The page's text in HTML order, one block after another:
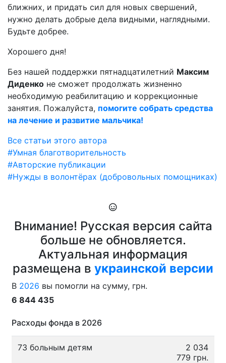
ближних, и придать сил для новых свершений,
нужно делать добрые дела видными, наглядными.
Будьте добрее.
Хорошего дня!
Без нашей поддержки пятнадцатилетний Максим
Диденко не сможет продолжать жизненно
необходимую реабилитацию и коррекционные
занятия. Пожалуйста, помогите собрать средства
на лечение и развитие мальчика!
Все статьи этого автора
#Умная благотворительность
#Авторские публикации
#Нужды в волонтёрах (добровольных помощниках)
Внимание! Русская версия сайта
больше не обновляется.
Актуальная информация
размещена в украинской версии
В 2026 вы помогли на сумму, грн.
6 844 435
Расходы фонда в 2026
73 больным детям
2 034
779 грн.